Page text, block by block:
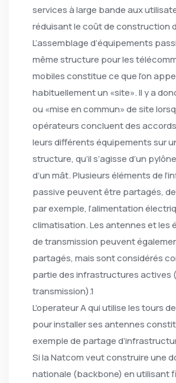
services à large bande aux
réduisant le coût de construction
L’assemblage d’équipements
même structure pour les
mobiles constitue ce que l’on
habituellement un «site». Il y a
ou «mise en commun» de site
opérateurs concluent des
leurs différents équipements sur
structure, qu’il s’agisse d’un
d’un mât. Plusieurs éléments de
passive peuvent être partagés,
par exemple, l’alimentation
climatisation. Les antennes et les
de transmission peuvent
partagés, mais sont considérés
partie des infrastructures actives
transmission).1
L’operateur A qui utilise les tours
pour installer ses antennes
exemple de partage
Si la Natcom veut construire une
nationale (backbone) en utilisant